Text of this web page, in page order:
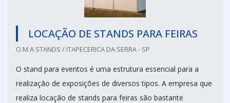
LOCAÇÃO DE STANDS PARA FEIRAS
O.M.A STANDS / ITAPECERICA DA SERRA - SP
O stand para eventos é uma estrutura essencial para a
realização de exposições de diversos tipos. A empresa que
realiza locação de stands para feiras são bastante